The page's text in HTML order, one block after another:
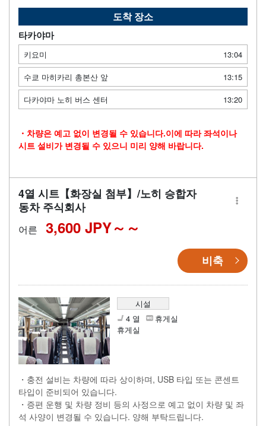
도착 장소
타카야마
키요미
13:04
수쿄 마히카리 총본산 앞
13:15
다카야마 노히 버스 센터
13:20
・차량은 예고 없이 변경될 수 있습니다.이에 따라 좌석이나
시트 설비가 변경될 수 있으니 미리 양해 바랍니다.
4열 시트【화장실 첨부】/노히 승합자
동차 주식회사
어른 3,600 JPY～
비축
시설
4 열
휴게실
휴게실
・충전 설비는 차량에 따라 상이하며, USB 타입 또는 콘센트
타입이 준비되어 있습니다.
・증편 운행 및 차량 정비 등의 사정으로 예고 없이 차량 및 좌
석 사양이 변경될 수 있습니다. 양해 부탁드립니다.